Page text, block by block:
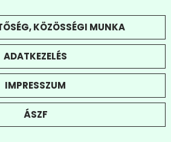
KÖZÖSSÉGI MUNKA
ADATKEZELÉS
IMPRESSZUM
ÁSZF